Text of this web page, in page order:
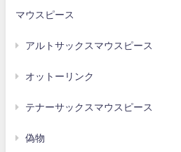
マウスピース
アルトサックスマウスピース
オットーリンク
テナーサックスマウスピース
偽物